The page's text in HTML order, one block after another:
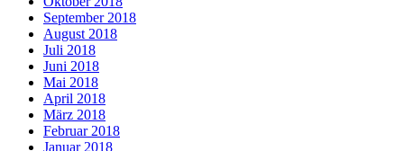
September 2018
August 2018
Juli 2018
Juni 2018
Mai 2018
April 2018
März 2018
Februar 2018
Januar 2018